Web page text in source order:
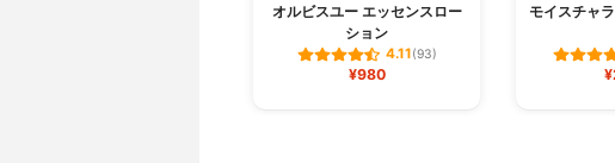
オルビスユー エッセンスロー
ション
4.11(93)
¥980
モイスチャ